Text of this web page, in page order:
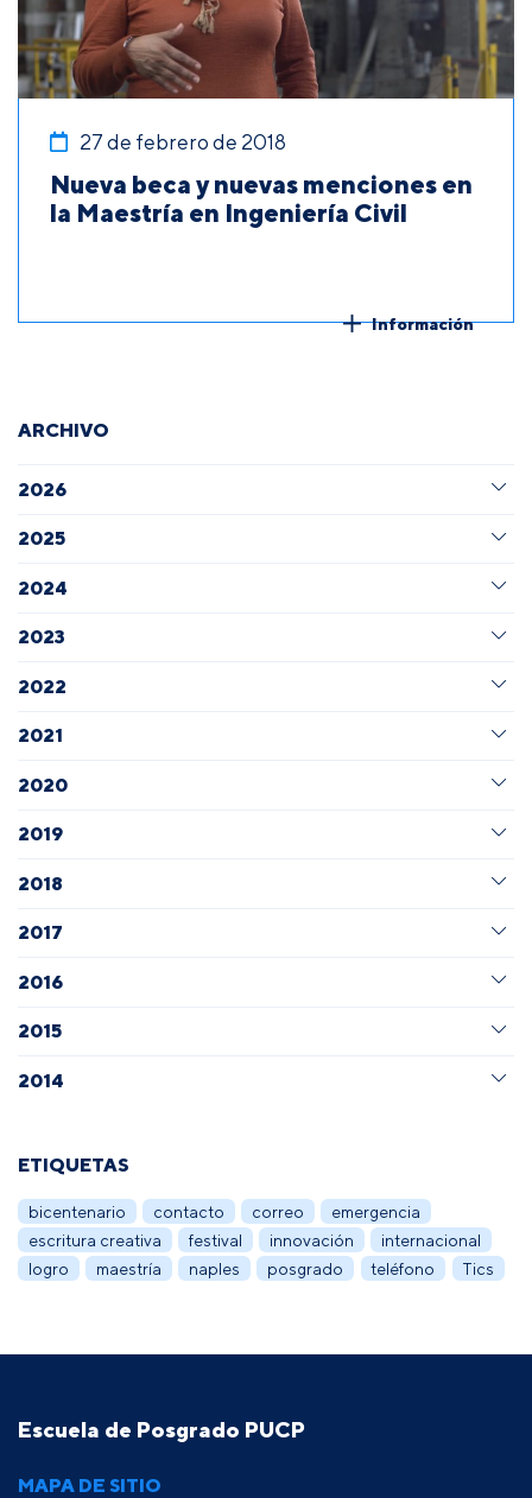
27 de febrero de 2018
Nueva beca y nuevas menciones en
la Maestría en Ingeniería Civil
Información
ARCHIVO
2026
2025
2024
2023
2022
2021
2020
2019
2018
2017
2016
2015
2014
ETIQUETAS
bicentenario contacto correo
emergencia
escritura creativa
festival innovación
internacional
logro
maestría naples posgrado teléfono Tics
Escuela de Posgrado PUCP
MAPA DE SITIO